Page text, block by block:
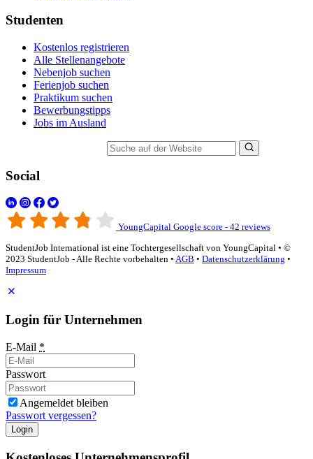
Studenten
Kostenlos registrieren
Alle Stellenangebote
Nebenjob suchen
Ferienjob suchen
Praktikum suchen
Bewerbungstipps
Jobs im Ausland
Social
YoungCapital Google score - 42 reviews
StudentJob International ist eine Tochtergesellschaft von YoungCapital • ©
2023 StudentJob - Alle Rechte vorbehalten • AGB • Datenschutzerklärung •
Impressum
Login für Unternehmen
E-Mail *
Passwort
Angemeldet bleiben
Passwort vergessen?
Login